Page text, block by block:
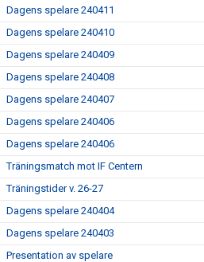
Dagens spelare 240411
Dagens spelare 240410
Dagens spelare 240409
Dagens spelare 240408
Dagens spelare 240407
Dagens spelare 240406
Dagens spelare 240406
Träningsmatch mot IF Centern
Träningstider v. 26-27
Dagens spelare 240404
Dagens spelare 240403
Presentation av spelare